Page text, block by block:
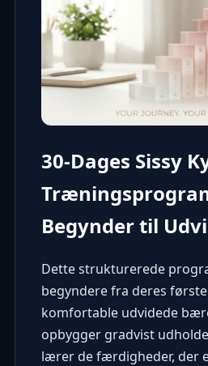
30-Dages Sissy
Begynder til
Dette strukturerede
begyndere fra deres
komfortable udvidede
opbygger gradvist
lærer de færdigheder, der